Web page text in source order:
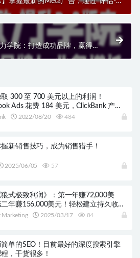
轻松获得专业级结果。学习目前学习
学院：打造成功品牌，赢得利
300 至 700 美元以上的利润！
Ads 花费 184 美元，ClickBank 产生
的佣金，稳赚 362 美元的利润！
2022/08/20 484
新销售技巧，成为销售猎手！
2025/06/05 57
式极致利润》：第一年赚72,000美
二年赚156,000美元！轻松建立持久收
需特殊技能！
Marketing 2025/03/17 84
单的SEO！目前最好的深度搜索引擎
，干货很多！